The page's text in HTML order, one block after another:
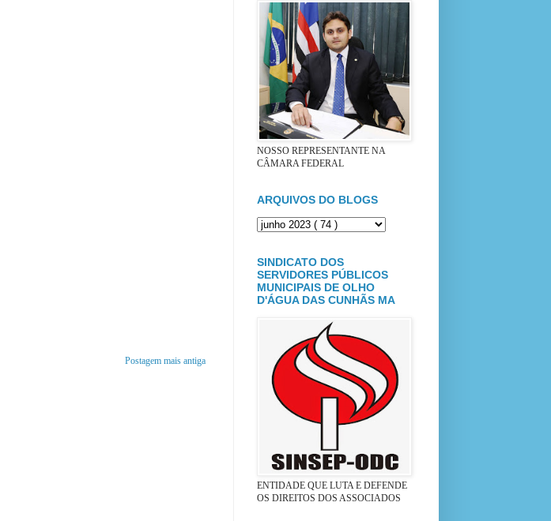
Postagem mais antiga
NOSSO REPRESENTANTE NA
CÂMARA FEDERAL
ARQUIVOS DO BLOGS
SINDICATO DOS
SERVIDORES PÚBLICOS
MUNICIPAIS DE OLHO
D'ÁGUA DAS CUNHÃS MA
ENTIDADE QUE LUTA E DEFENDE
OS DIREITOS DOS ASSOCIADOS